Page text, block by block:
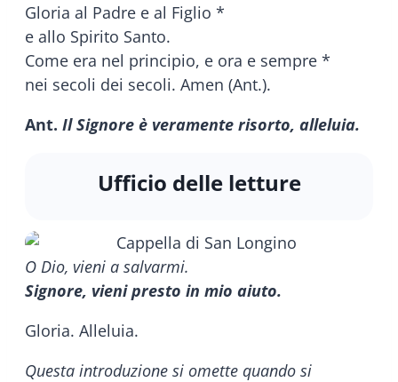
Gloria al Padre e al Figlio *
e allo Spirito Santo.
Come era nel principio, e ora e sempre *
nei secoli dei secoli. Amen (Ant.).
Ant. Il Signore è veramente risorto, alleluia.
Ufficio delle letture
O Dio, vieni a salvarmi.
Signore, vieni presto in mio aiuto.
Gloria. Alleluia.
Questa introduzione si omette quando si